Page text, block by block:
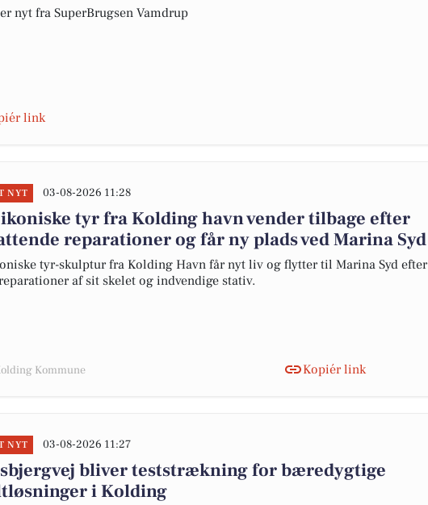
nyt fra SuperBrugsen Vamdrup
link
NYT 03-08-2026 11:28
tyr fra Kolding havn vender tilbage efter
reparationer og får ny plads ved Marina Syd
tyr-skulptur fra Kolding Havn får nyt liv og flytter til Marina Syd efter
af sit skelet og indvendige stativ.
Kommune Kopiér link
NYT 03-08-2026 11:27
bliver teststrækning for bæredygtige
i Kolding